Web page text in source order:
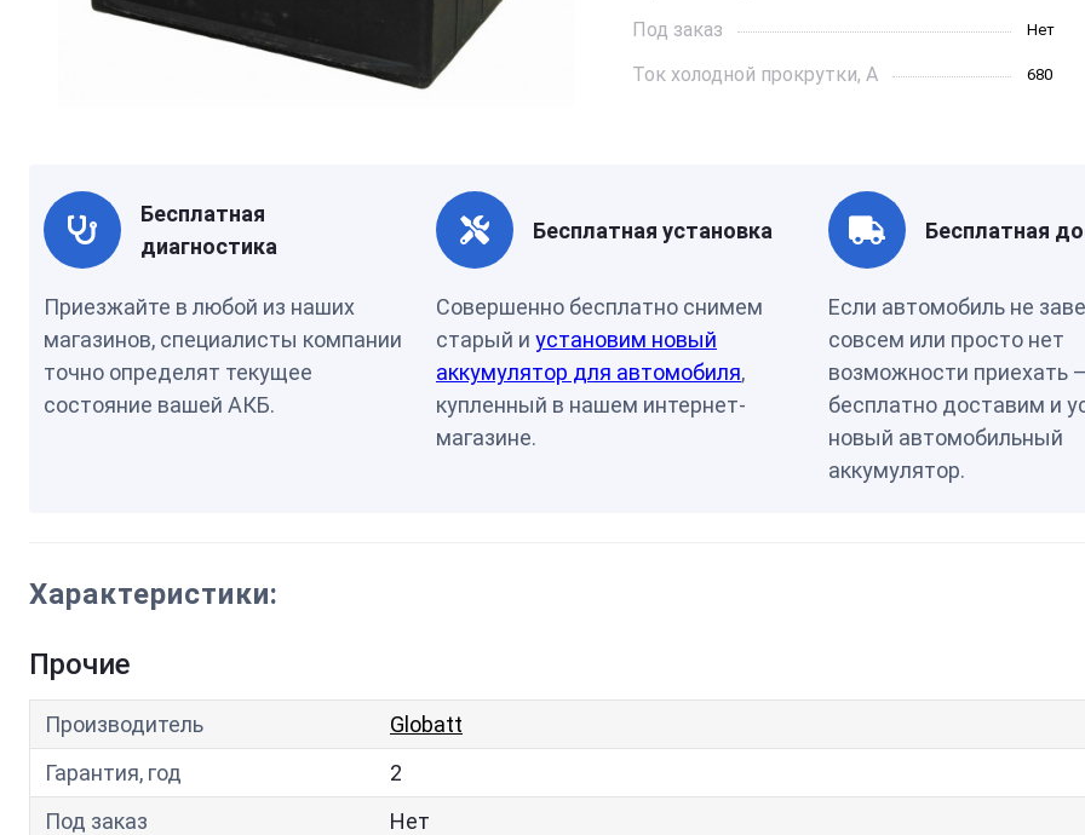
Под заказ Нет
Ток холодной прокрутки, A 680
Бесплатная
диагностика
Приезжайте в любой из наших
магазинов, специалисты компании
точно определят текущее
состояние вашей АКБ.
Бесплатная установка
Совершенно бесплатно снимем
старый и установим новый
аккумулятор для автомобиля,
купленный в нашем интернет-
магазине.
Бесплатная
Если автомобиль не
совсем или просто нет
возможности приехать
бесплатно доставим и
новый автомобильный
аккумулятор.
Характеристики:
Прочие
Производитель
Globatt
Гарантия, год
2
Под заказ
Нет